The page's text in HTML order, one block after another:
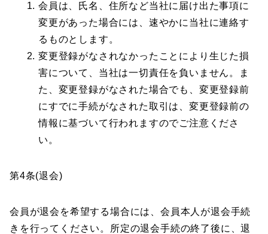
会員は、氏名、住所など当社に届け出た事項に
変更があった場合には、速やかに当社に連絡す
るものとします。
変更登録がなされなかったことにより生じた損
害について、当社は一切責任を負いません。ま
た、変更登録がなされた場合でも、変更登録前
にすでに手続がなされた取引は、変更登録前の
情報に基づいて行われますのでご注意くださ
い。
第4条(退会)
会員が退会を希望する場合には、会員本人が退会手続
きを行ってください。所定の退会手続の終了後に、退